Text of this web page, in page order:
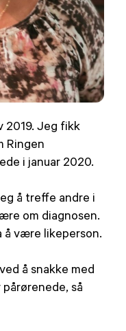
2019. Jeg fikk
Ringen
i januar 2020.
å treffe andre i
om diagnosen.
å være likeperson.
å snakke med
så